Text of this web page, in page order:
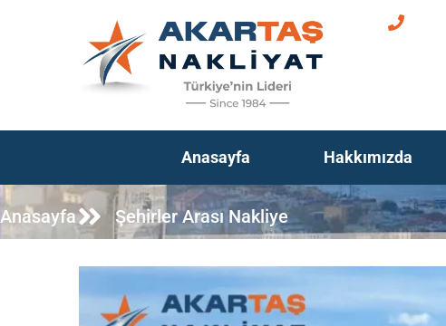
Anasayfa Hakkımızda
Anasayfa Şehirler Arası Nakliye